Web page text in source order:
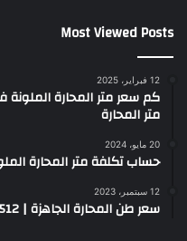
Most Viewed Posts
12 فبراير، 2025
كم سعر متر المحارة
متر المحارة
20 مايو، 2024
حساب تكلفة متر المحارة
12 سبتمبر، 2023
سعر طن المحارة الجاهزة | 01153147512